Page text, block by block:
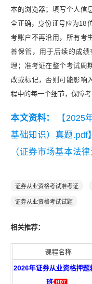
本的浏览器；填写个人信
全正确，身份证号应为18
考账户不再沿用，所有考
善保管，用于后续的成
理；准考证在整个考试周
改或标记，否则可能影响
程中的每一个细节，保障考
本文资料：
【2025
基础知识）真题.pdf】
（证券市场基本法
证券从业资格考试准考证
证券从业资格考试试题
相关推荐：
课程名称
2026年证券从业资格押题
班